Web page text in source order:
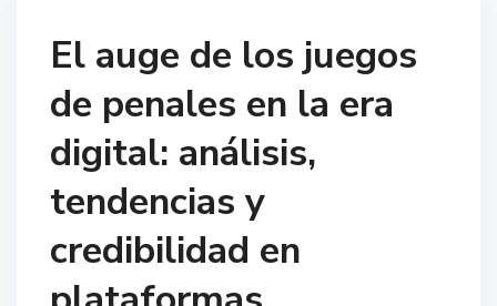
El auge de los juegos
de penales en la era
digital: análisis,
tendencias y
credibilidad en